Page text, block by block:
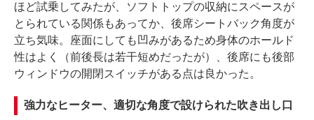
ほど試乗してみたが、ソフトトップの収納にスペースが
とられている関係もあってか、後席シートバック角度が
立ち気味。座面にしても凹みがあるため身体のホールド
性はよく（前後長は若干短めだったが）、後席にも後部
ウィンドウの開閉スイッチがある点は良かった。
強力なヒーター、適切な角度で設けられた吹き出し口